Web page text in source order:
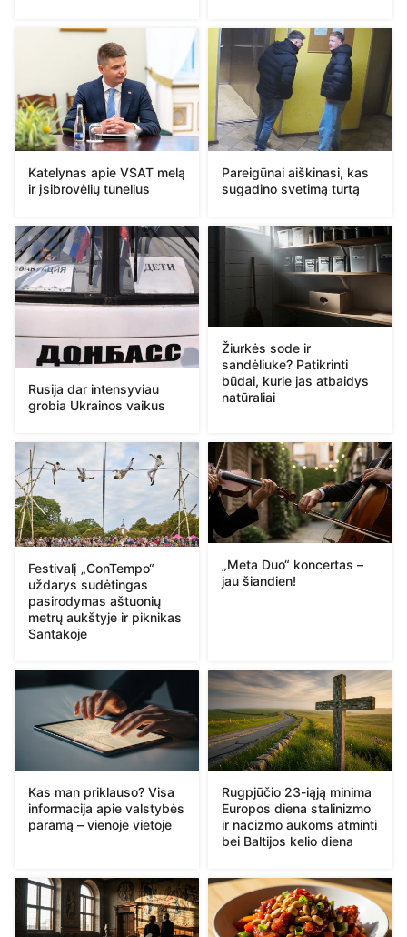
Katelynas apie VSAT melą
ir įsibrovėlių tunelius
Pareigūnai aiškinasi, kas
sugadino svetimą turtą
Rusija dar intensyviau
grobia Ukrainos vaikus
Žiurkės sode ir
sandėliuke? Patikrinti
būdai, kurie jas atbaidys
natūraliai
Festivalį „ConTempo“
uždarys sudėtingas
pasirodymas aštuonių
metrų aukštyje ir piknikas
Santakoje
„Meta Duo“ koncertas –
jau šiandien!
Kas man priklauso? Visa
informacija apie valstybės
paramą – vienoje vietoje
Rugpjūčio 23-iąją minima
Europos diena stalinizmo
ir nacizmo aukoms atminti
bei Baltijos kelio diena